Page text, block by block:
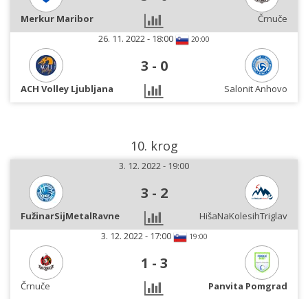
Merkur Maribor
Črnuče
26. 11. 2022 - 18:00
20:00
3 - 0
ACH Volley Ljubljana Salonit Anhovo
10. krog
3. 12. 2022 - 19:00
3 - 2
FužinarSijMetalRavne
HišaNaKolesihTriglav
3. 12. 2022 - 17:00
19:00
1 - 3
Črnuče
Panvita Pomgrad